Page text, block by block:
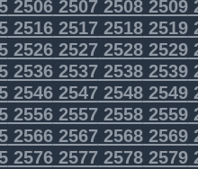
2506250725082509
2516251725182519
2526252725282529
2536253725382539
2546254725482549
2556255725582559
2566256725682569
2576257725782579